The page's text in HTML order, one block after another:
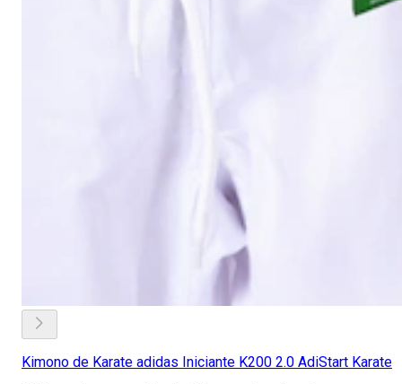
Kimono de Karate adidas Iniciante K200 2.0 AdiStart Karate